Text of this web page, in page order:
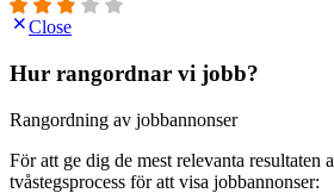
Close
Hur rangordnar vi jobb?
Rangordning av jobbannonser
För att ge dig de mest relevanta resultaten
tvåstegsprocess för att visa jobbannonser: